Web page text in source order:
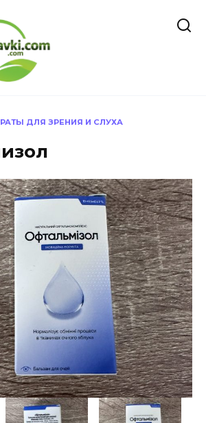
ДЛЯ ЗРЕНИЯ И СЛУХА